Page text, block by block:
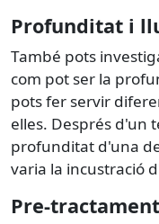
Profunditat i
També pots
com pot ser la
pots fer servir
elles. Després d'un
profunditat d'una
varia la incustració
Pre-